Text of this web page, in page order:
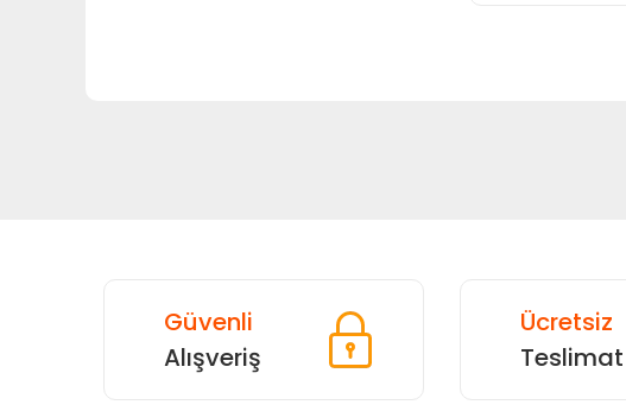
Güvenli
Alışveriş
Ücretsiz
Teslimat